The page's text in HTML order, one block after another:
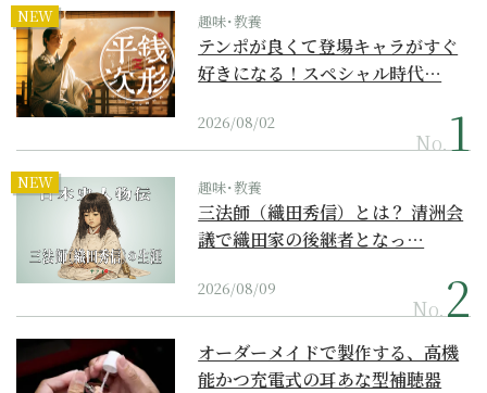
NEW 趣味･教養
テンポが良くて登場キャラがすぐ
好きになる！スペシャル時代…
2026/08/02
No.
NEW 趣味･教養
三法師（織田秀信）とは？ 清洲会
議で織田家の後継者となっ…
2026/08/09
No.
オーダーメイドで製作する、高機
能かつ充電式の耳あな型補聴器